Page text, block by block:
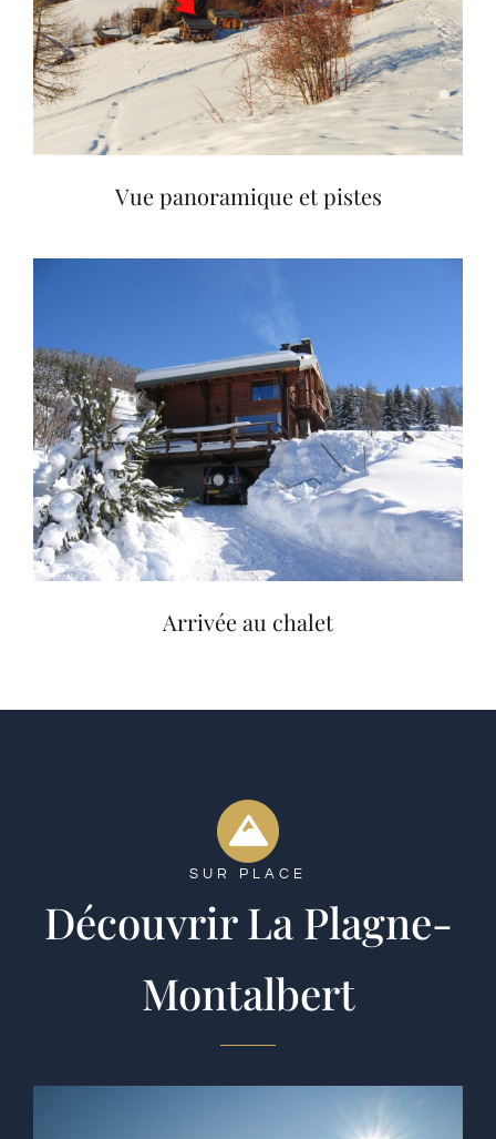
Vue panoramique et pistes
Arrivée au chalet
SUR PLACE
Découvrir La Plagne-
Montalbert